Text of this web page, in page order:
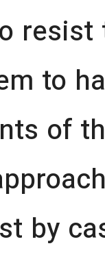
to
of
by